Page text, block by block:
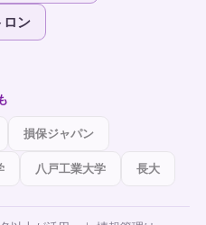
ロン
損保ジャパン
八戸工業大学 長大